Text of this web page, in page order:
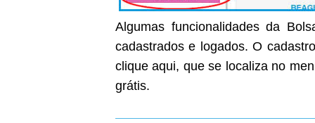
Algumas funcionalidades da
cadastrados e logados. O
clique aqui, que se localiza no
grátis.